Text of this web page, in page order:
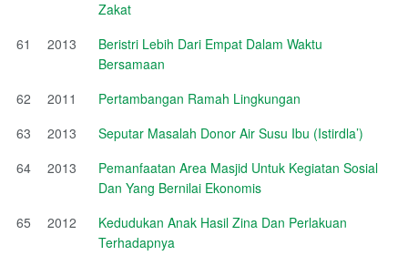
Zakat
61
2013
Beristri Lebih Dari Empat Dalam Waktu
Bersamaan
62
2011
Pertambangan Ramah Lingkungan
63
2013
Seputar Masalah Donor Air Susu Ibu (Istirdla’)
64
2013
Pemanfaatan Area Masjid Untuk Kegiatan Sosial
Dan Yang Bernilai Ekonomis
65
2012
Kedudukan Anak Hasil Zina Dan Perlakuan
Terhadapnya